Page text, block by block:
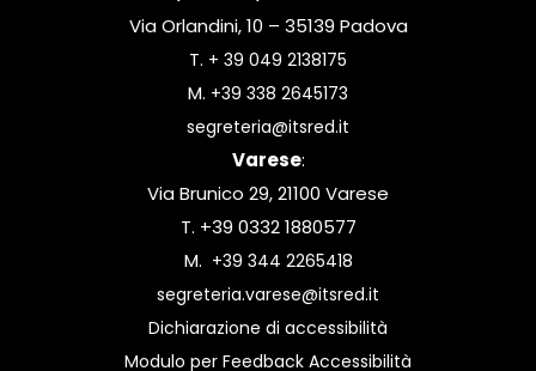
Via Orlandini, 10 – 35139 Padova
T. + 39 049 2138175
M. +39 338 2645173
segreteria@itsred.it
Varese:
Via Brunico 29, 21100 Varese
T. +39 0332 1880577
M. +39 344 2265418
segreteria.varese@itsred.it
Dichiarazione di accessibilità
Modulo per Feedback Accessibilità